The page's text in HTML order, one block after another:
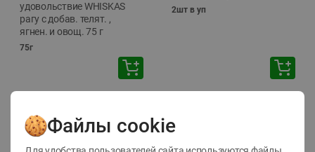
удовольствие WHISKAS
рагу с добав. телят. ,
ягнен. и овощ. 75 г
75г
2шт в уп
Файлы cookie